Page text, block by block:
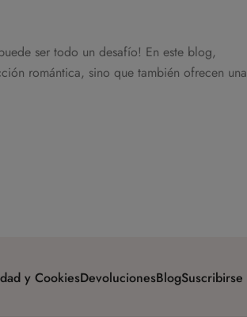
ser todo un desafío! En este blog,
romántica, sino que también ofrecen una
y CookiesDevolucionesBlogSuscribirse